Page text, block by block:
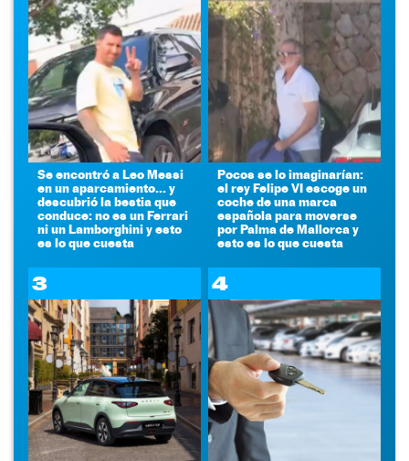
Se encontró a Leo Messi
en un aparcamiento... y
descubrió la bestia que
conduce: no es un Ferrari
ni un Lamborghini y esto
es lo que cuesta
Pocos se lo imaginarían:
el rey Felipe VI escoge un
coche de una marca
española para moverse
por Palma de Mallorca y
esto es lo que cuesta
3 4